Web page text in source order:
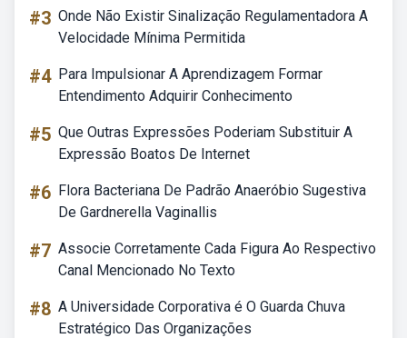
#3 Onde Não Existir Sinalização Regulamentadora A
Velocidade Mínima Permitida
#4 Para Impulsionar A Aprendizagem Formar
Entendimento Adquirir Conhecimento
#5 Que Outras Expressões Poderiam Substituir A
Expressão Boatos De Internet
#6 Flora Bacteriana De Padrão Anaeróbio Sugestiva
De Gardnerella Vaginallis
#7 Associe Corretamente Cada Figura Ao Respectivo
Canal Mencionado No Texto
#8 A Universidade Corporativa é O Guarda Chuva
Estratégico Das Organizações